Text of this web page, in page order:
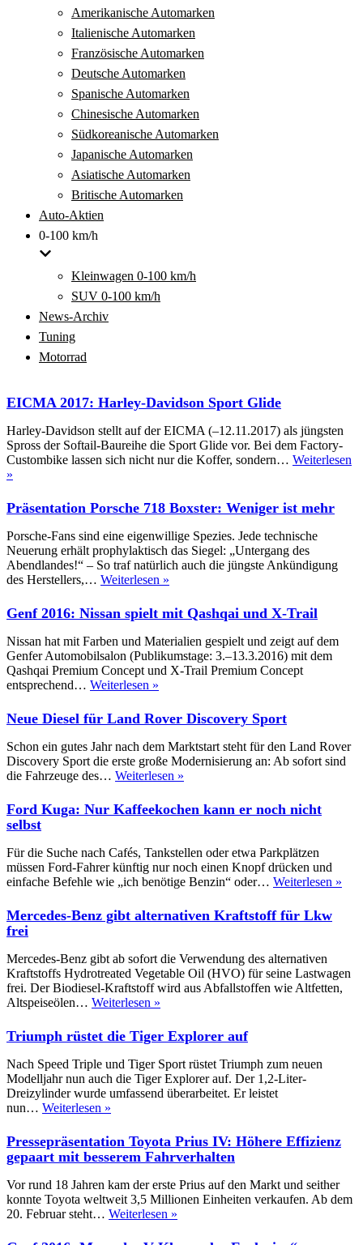
Amerikanische Automarken
Italienische Automarken
Französische Automarken
Deutsche Automarken
Spanische Automarken
Chinesische Automarken
Südkoreanische Automarken
Japanische Automarken
Asiatische Automarken
Britische Automarken
Auto-Aktien
0-100 km/h
Kleinwagen 0-100 km/h
SUV 0-100 km/h
News-Archiv
Tuning
Motorrad
EICMA 2017: Harley-Davidson Sport Glide
Harley-Davidson stellt auf der EICMA (–12.11.2017) als jüngsten
Spross der Softail-Baureihe die Sport Glide vor. Bei dem Factory-
Custombike lassen sich nicht nur die Koffer, sondern… Weiterlesen
»
Harley-
Davidson
Sport
Glide
Präsentation Porsche 718 Boxster: Weniger ist mehr
Porsche-Fans sind eine eigenwillige Spezies. Jede technische
Neuerung erhält prophylaktisch das Siegel: „Untergang des
Abendlandes!“ – So traf natürlich auch die jüngste Ankündigung
des Herstellers,… Weiterlesen »
718
Boxster:
Weniger
ist
mehr
Genf 2016: Nissan spielt mit Qashqai und X-Trail
Nissan hat mit Farben und Materialien gespielt und zeigt auf dem
Genfer Automobilsalon (Publikumstage: 3.–13.3.2016) mit dem
Qashqai Premium Concept und X-Trail Premium Concept
entsprechend… Weiterlesen »
Nissan
spielt
mit
Qashqai
und
X-
Neue Diesel für Land Rover Discovery Sport
Schon ein gutes Jahr nach dem Marktstart steht für den Land Rover
Discovery Sport die erste große Modernisierung an: Ab sofort sind
die Fahrzeuge des… Weiterlesen »
Land
Discovery
Sport
Ford Kuga: Nur Kaffeekochen kann er noch nicht
selbst
Für die Suche nach Cafés, Tankstellen oder etwa Parkplätzen
müssen Ford-Fahrer künftig nur noch einen Knopf drücken und
einfache Befehle wie „ich benötige Benzin“ oder… Weiterlesen »
Mercedes-Benz gibt alternativen Kraftstoff für Lkw
frei
Mercedes-Benz gibt ab sofort die Verwendung des alternativen
Kraftstoffs Hydrotreated Vegetable Oil (HVO) für seine Lastwagen
frei. Der Biodiesel-Kraftstoff wird aus Abfallstoffen wie Altfetten,
Altspeiseölen… Weiterlesen »
gibt
alternativen
Kraftstoff
für
Lkw
Triumph rüstet die Tiger Explorer auf
Nach Speed Triple und Tiger Sport rüstet Triumph zum neuen
Modelljahr nun auch die Tiger Explorer auf. Der 1,2-Liter-
Dreizylinder wurde umfassend überarbeitet. Er leistet
nun… Weiterlesen »
Tiger
Explorer
auf
Pressepräsentation Toyota Prius IV: Höhere Effizienz
gepaart mit besserem Fahrverhalten
Vor rund 18 Jahren kam der erste Prius auf den Markt und seither
konnte Toyota weltweit 3,5 Millionen Einheiten verkaufen. Ab dem
20. Februar steht… Weiterlesen »